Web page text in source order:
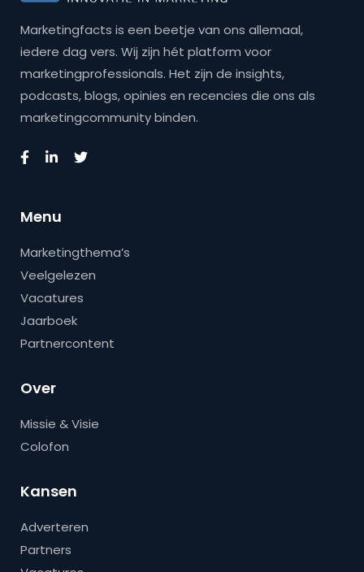
Marketingfacts is een beetje van ons allemaal,
iedere dag vers. Wij zijn hét platform voor
marketingprofessionals. Het zijn de insights,
podcasts, blogs, opinies en recencies die ons als
marketingcommunity binden.
Menu
Marketingthema’s
Veelgelezen
Vacatures
Jaarboek
Partnercontent
Over
Missie & Visie
Colofon
Kansen
Adverteren
Partners